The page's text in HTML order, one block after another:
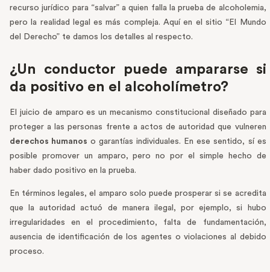
recurso jurídico para “salvar” a quien falla la prueba de alcoholemia,
pero la realidad legal es más compleja. Aquí en el sitio “El Mundo
del Derecho” te damos los detalles al respecto.
¿Un conductor puede ampararse si
da positivo en el alcoholímetro?
El juicio de amparo es un mecanismo constitucional diseñado para
proteger a las personas frente a actos de autoridad que vulneren
derechos humanos o garantías individuales. En ese sentido, sí es
posible promover un amparo, pero no por el simple hecho de
haber dado positivo en la prueba.
En términos legales, el amparo solo puede prosperar si se acredita
que la autoridad actuó de manera ilegal, por ejemplo, si hubo
irregularidades en el procedimiento, falta de fundamentación,
ausencia de identificación de los agentes o violaciones al debido
proceso.